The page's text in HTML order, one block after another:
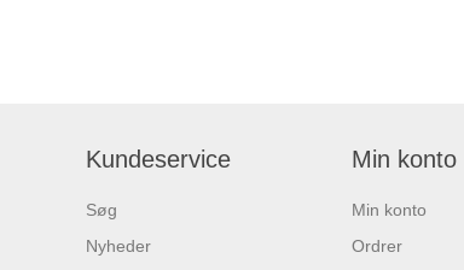
Kundeservice
Søg
Nyheder
Min konto
Min konto
Ordrer